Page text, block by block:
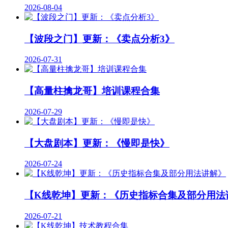
2026-08-04
【波段之门】更新：《卖点分析3》
2026-07-31
【高量柱擒龙哥】培训课程合集
2026-07-29
【大盘剧本】更新：《慢即是快》
2026-07-24
【K线乾坤】更新：《历史指标合集及部分用
2026-07-21